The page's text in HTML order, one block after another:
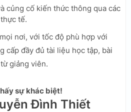
củng cố kiến thức thông qua các
tế.
nơi, với tốc độ phù hợp với
cấp đầy đủ tài liệu học tập, bài
giảng viên.
sự khác biệt!
Đình Thiết